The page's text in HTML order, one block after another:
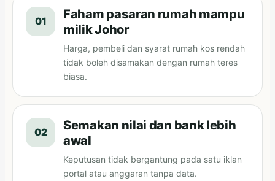
01
Faham pasaran rumah mampu
milik Johor
Harga, pembeli dan syarat rumah kos rendah
tidak boleh disamakan dengan rumah teres
biasa.
02
Semakan nilai dan bank lebih
awal
Keputusan tidak bergantung pada satu iklan
portal atau anggaran tanpa data.